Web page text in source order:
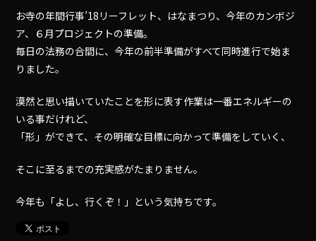
お寺の年間行事’18リーフレット、はなまつり、今年のカンボジ
ア、６月プロジェクトの準備。
毎日の法務の合間に、今年の前半準備がすべて同時進行で始ま
りました。
漠然と思い描いていたことを形に表す作業は一番エネルギーの
いる事だけれど、
「形」ができて、その明確な目標に向かって準備をしていく、
そこに至るまでの充実感がたまりません。
今年も「よし、行くぞ！」という気持ちです。